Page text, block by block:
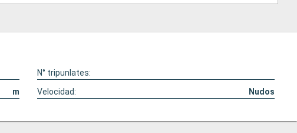
N° tripunlates:
m Velocidad: Nudos